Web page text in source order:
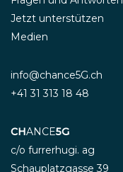
Jetzt unterstützen
Medien
info@chance5G.ch
+41 31 313 18 48
CHANCE5G
c/o furrerhugi. ag
Schauplatzgasse 39